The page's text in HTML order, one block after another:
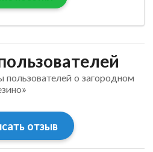
о загородном
отзыв